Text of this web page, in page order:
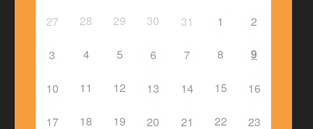
27
28 29 30 31 1 2
3 4 5 6 7 8 9
10 11 12 13 14 15 16
17 18 19 20 21 22 23